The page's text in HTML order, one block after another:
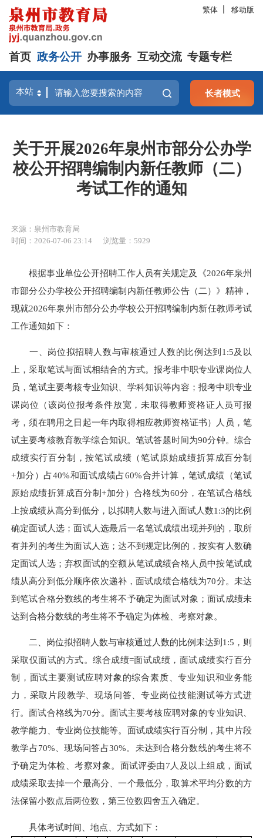
繁体 移动版
首页 政务公开 办事服务 互动交流 专题专栏
长者模式
关于开展2026年泉州市部分公办学
校公开招聘编制内新任教师（二）
考试工作的通知
来源：泉州市教育局
时间：2026-07-06 23:14
浏览量： 5929
根据事业单位公开招聘工作人员有关规定及《2026年泉州
市部分公办学校公开招聘编制内新任教师公告（二）》精神，
现就2026年泉州市部分公办学校公开招聘编制内新任教师考试
工作通知如下：
一、岗位拟招聘人数与审核通过人数的比例达到1:5及以
上，采取笔试与面试相结合的方式。报考非中职专业课岗位人
员，笔试主要考核专业知识、学科知识等内容；报考中职专业
课岗位（该岗位报考条件放宽，未取得教师资格证人员可报
考，须在聘用之日起一年内取得相应教师资格证书）人员，笔
试主要考核教育教学综合知识。笔试答题时间为90分钟。综合
成绩实行百分制，按笔试成绩（笔试原始成绩折算成百分制
+加分）占40%和面试成绩占60%合并计算，笔试成绩（笔试
原始成绩折算成百分制+加分）合格线为60分，在笔试合格线
上按成绩从高分到低分，以拟聘人数与进入面试人数1:3的比例
确定面试人选；面试人选最后一名笔试成绩出现并列的，取所
有并列的考生为面试人选；达不到规定比例的，按实有人数确
定面试人选；弃权面试的空额从笔试成绩合格人员中按笔试成
绩从高分到低分顺序依次递补，面试成绩合格线为70分。未达
到笔试合格分数线的考生将不予确定为面试对象；面试成绩未
达到合格分数线的考生将不予确定为体检、考察对象。
二、岗位拟招聘人数与审核通过人数的比例未达到1:5，则
采取仅面试的方式。综合成绩=面试成绩，面试成绩实行百分
制，面试主要测试应聘对象的综合素质、专业知识和业务能
力，采取片段教学、现场问答、专业岗位技能测试等方式进
行。面试合格线为70分。面试主要考核应聘对象的专业知识、
教学能力、专业岗位技能等。面试成绩实行百分制，其中片段
教学占70%、现场问答占30%。未达到合格分数线的考生将不
予确定为体检、考察对象。面试评委由7人及以上组成，面试
成绩采取去掉一个最高分、一个最低分，取算术平均分数的方
法保留小数点后两位数，第三位数四舍五入确定。
具体考试时间、地点、方式如下：